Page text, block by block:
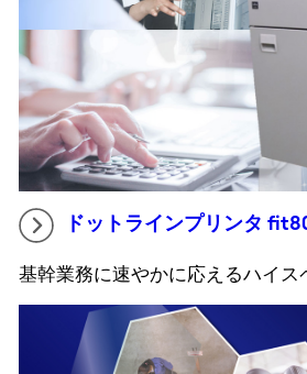
ドットラインプリンタ
基幹業務に速やかに応えるハイス